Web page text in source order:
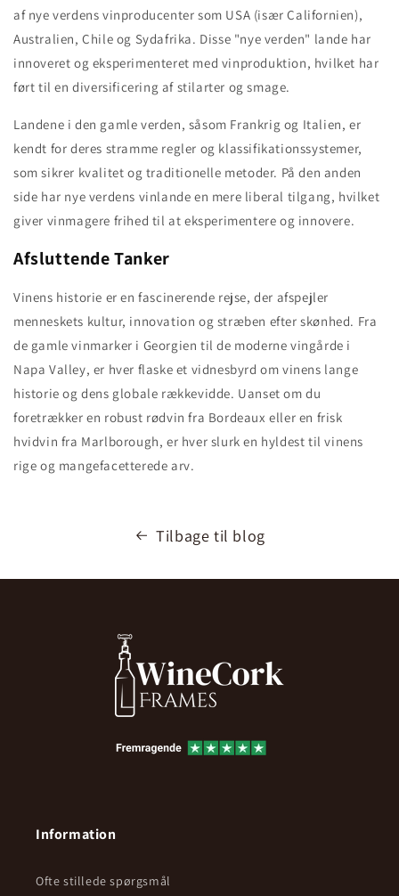
af nye verdens vinproducenter som USA (især Californien),
Australien, Chile og Sydafrika. Disse "nye verden" lande har
innoveret og eksperimenteret med vinproduktion, hvilket har
ført til en diversificering af stilarter og smage.
Landene i den gamle verden, såsom Frankrig og Italien, er
kendt for deres stramme regler og klassifikationssystemer,
som sikrer kvalitet og traditionelle metoder. På den anden
side har nye verdens vinlande en mere liberal tilgang, hvilket
giver vinmagere frihed til at eksperimentere og innovere.
Afsluttende Tanker
Vinens historie er en fascinerende rejse, der afspejler
menneskets kultur, innovation og stræben efter skønhed. Fra
de gamle vinmarker i Georgien til de moderne vingårde i
Napa Valley, er hver flaske et vidnesbyrd om vinens lange
historie og dens globale rækkevidde. Uanset om du
foretrækker en robust rødvin fra Bordeaux eller en frisk
hvidvin fra Marlborough, er hver slurk en hyldest til vinens
rige og mangefacetterede arv.
Tilbage til blog
Information
Ofte stillede spørgsmål